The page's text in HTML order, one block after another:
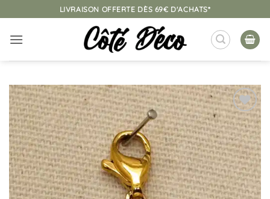
au
contenu
LIVRAISON OFFERTE DÈS 69€ D'ACHATS*
Ajouter
à la
liste
d’envies